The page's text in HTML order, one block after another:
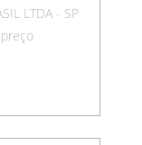
LTDA - SP